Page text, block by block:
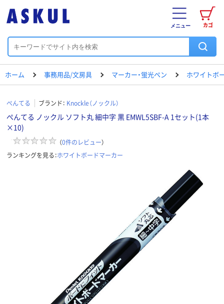
カゴ
メニュー
ホーム 事務用品/文房具 マーカー・蛍光ペン ホワイトボ
ぺんてる ブランド： Knockle（ノックル）
ぺんてる ノックル ソフト丸 細中字 黒 EMWL5SBF-A 1セット(1本
×10)
（0件のレビュー）
ランキングを見る：ホワイトボードマーカー